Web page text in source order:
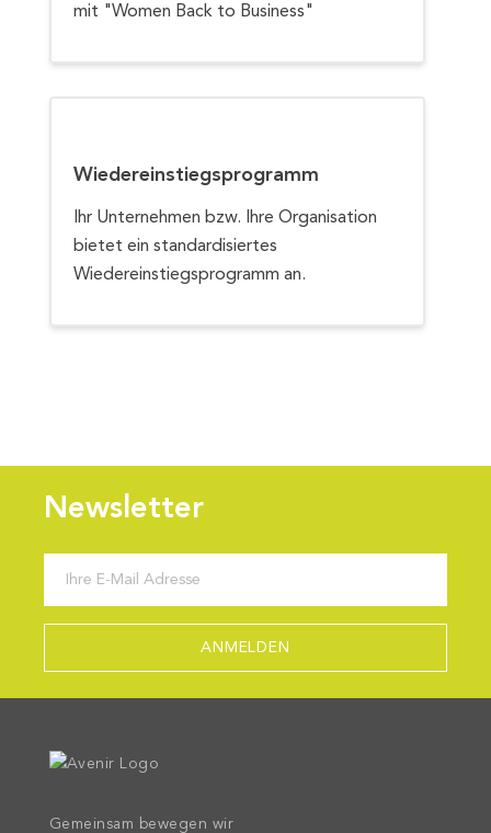
mit "Women Back to Business"
Wiedereinstiegsprogramm
Ihr Unternehmen bzw. Ihre Organisation
bietet ein standardisiertes
Wiedereinstiegsprogramm an.
Newsletter
Gemeinsam bewegen wir